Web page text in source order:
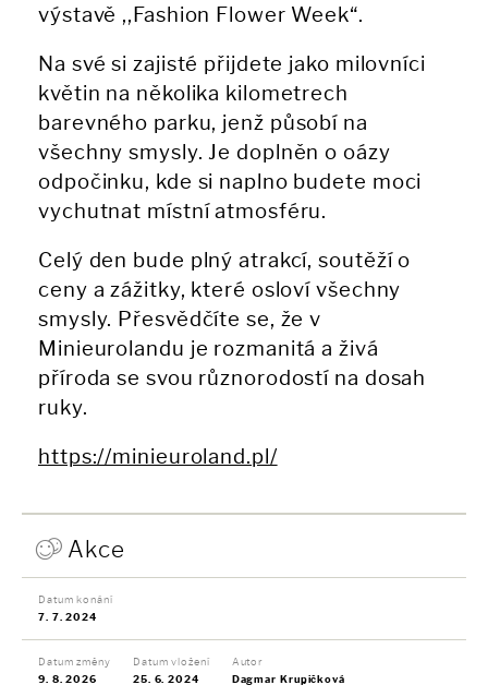
výstavě ,,Fashion Flower Week“.
Na své si zajisté přijdete jako milovníci
květin na několika kilometrech
barevného parku, jenž působí na
všechny smysly. Je doplněn o oázy
odpočinku, kde si naplno budete moci
vychutnat místní atmosféru.
Celý den bude plný atrakcí, soutěží o
ceny a zážitky, které osloví všechny
smysly. Přesvědčíte se, že v
Minieurolandu je rozmanitá a živá
příroda se svou různorodostí na dosah
ruky.
https://minieuroland.pl/
Akce
Datum konání
7. 7. 2024
Datum změny
9. 8. 2026
Datum vložení
25. 6. 2024
Autor
Dagmar Krupičková